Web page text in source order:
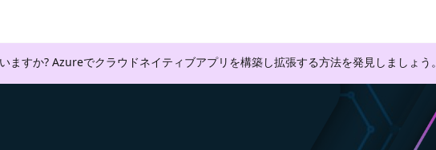
ますか? Azureでクラウドネイティブアプリを構築し拡張する方法を発見しましょう。